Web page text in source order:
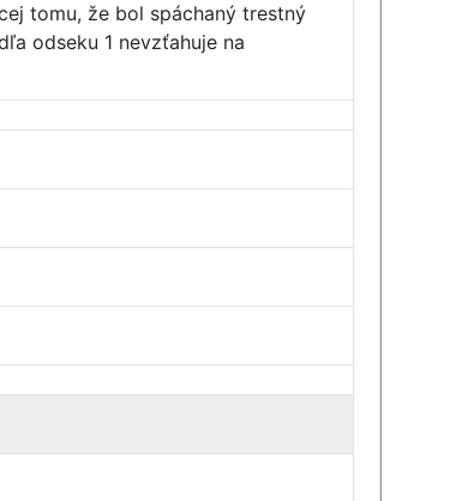
tomu, že bol spáchaný trestný
odseku 1 nevzťahuje na